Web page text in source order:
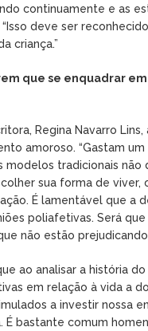
continuamente e as
deve ser
criança.”
que se enquadrar
Regina Navarro
amoroso. “Gastam
modelos tradicionais
sua forma de
É lamentável que a
poliafetivas. Será
não estão prejudicando
ao analisar a história
em relação à vida a
a investir nossa
É bastante comum